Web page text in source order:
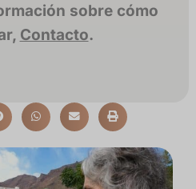
sobre cómo
Contacto.